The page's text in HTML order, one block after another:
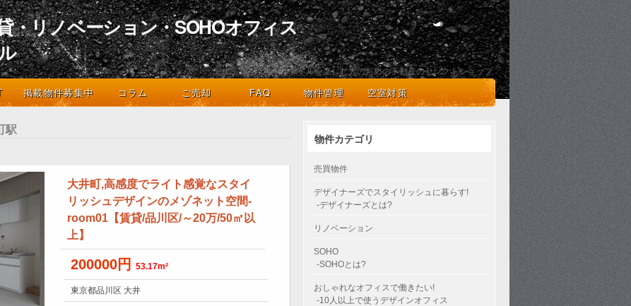
・リノベーション・SOHOオフィス
デザインとライフスタイルを楽しむ人のための不動産のセレクトショップ
掲載物件募集中 コラム ご売却 FAQ 物件管理 空室対策
駅
大井町,高感度でライト感覚なスタイ
リッシュデザインのメゾネット空間-
room01【賃貸/品川区/～20万/50㎡以
上】
200000円 53.17m²
東京都品川区 大井
物件カテゴリ
売買物件
デザイナーズでスタイリッシュに暮らす!
-デザイナーズとは?
リノベーション
SOHO
-SOHOとは?
おしゃれなオフィスで働きたい!
-10人以上で使うデザインオフィス